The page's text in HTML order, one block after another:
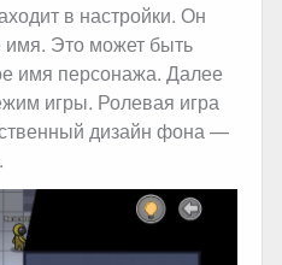
в настройки. Он
Это может быть
имя персонажа. Далее
игры. Ролевая игра
дизайн фона —